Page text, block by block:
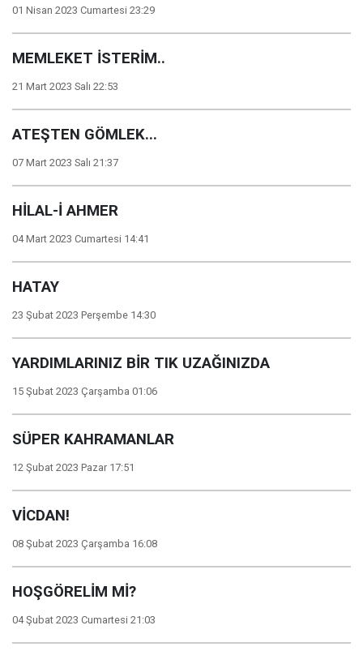
01 Nisan 2023 Cumartesi 23:29
MEMLEKET İSTERİM..
21 Mart 2023 Salı 22:53
ATEŞTEN GÖMLEK...
07 Mart 2023 Salı 21:37
HİLAL-İ AHMER
04 Mart 2023 Cumartesi 14:41
HATAY
23 Şubat 2023 Perşembe 14:30
YARDIMLARINIZ BİR TIK UZAĞINIZDA
15 Şubat 2023 Çarşamba 01:06
SÜPER KAHRAMANLAR
12 Şubat 2023 Pazar 17:51
VİCDAN!
08 Şubat 2023 Çarşamba 16:08
HOŞGÖRELİM Mİ?
04 Şubat 2023 Cumartesi 21:03